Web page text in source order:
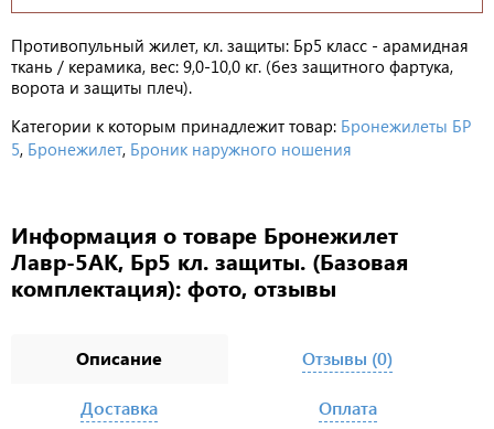
Противопульный жилет, кл. защиты: Бр5 класс - арамидная
ткань / керамика, вес: 9,0-10,0 кг. (без защитного фартука,
ворота и защиты плеч).
Категории к которым принадлежит товар: Бронежилеты БР
5, Бронежилет, Броник наружного ношения
Информация о товаре Бронежилет
Лавр-5АК, Бр5 кл. защиты. (Базовая
комплектация): фото, отзывы
Описание Отзывы (0)
Доставка Оплата